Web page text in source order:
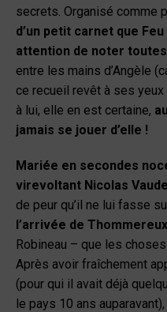
secrets. Organisé comme
d’un petit carnet que
attention de noter
entre les mains d’Angèle
ce recueil revêt à ses
à lui, elle en est certaine,
jamais se jouer d’elle !
Mariée en secondes
virevoltant Nicolas Vaude
de peur qu’il ne lui fasse
l’arrivée de Thommereux
Robineau – que les
Après avoir fraîchement
(pour qui il avait déjà
le pays 10 ans auparavant),